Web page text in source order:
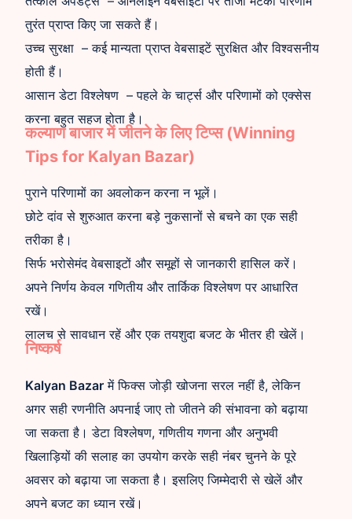
तुरंत प्राप्त किए जा सकते हैं।
उच्च सुरक्षा – कई मान्यता प्राप्त वेबसाइटें सुरक्षित और विश्वसनीय
होती हैं।
आसान डेटा विश्लेषण – पहले के चार्ट्स और परिणामों को एक्सेस
करना बहुत सहज होता है।
कल्याण बाजार में जीतने के लिए टिप्स (Winning
Tips for Kalyan Bazar)
पुराने परिणामों का अवलोकन करना न भूलें।
छोटे दांव से शुरुआत करना बड़े नुकसानों से बचने का एक सही
तरीका है।
सिर्फ भरोसेमंद वेबसाइटों और समूहों से जानकारी हासिल करें।
अपने निर्णय केवल गणितीय और तार्किक विश्लेषण पर आधारित
रखें।
लालच से सावधान रहें और एक तयशुदा बजट के भीतर ही खेलें।
निष्कर्ष
Kalyan Bazar में फिक्स जोड़ी खोजना सरल नहीं है, लेकिन
अगर सही रणनीति अपनाई जाए तो जीतने की संभावना को बढ़ाया
जा सकता है। डेटा विश्लेषण, गणितीय गणना और अनुभवी
खिलाड़ियों की सलाह का उपयोग करके सही नंबर चुनने के पूरे
अवसर को बढ़ाया जा सकता है। इसलिए जिम्मेदारी से खेलें और
अपने बजट का ध्यान रखें।